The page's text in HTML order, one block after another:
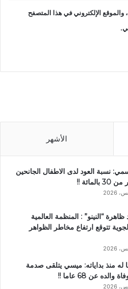
الإلكتروني في هذا المتصفح
الأشهر
نسبة العود لدى الاطفال الجانحين
!!
ظاهرة “النينو” : المنظمة العالمية
تتوقع ارتفاع مخاطر الظواهر
له منذ بداياته: ميسي يتلقى صدمة
عن 68 عاما !!